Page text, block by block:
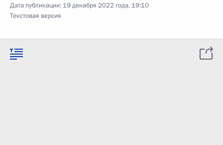
Дата публикации: 19 декабря 2022 года, 19:10
Текстовая версия